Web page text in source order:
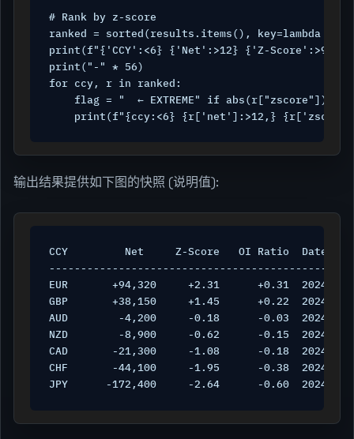
# Rank by z-score
ranked = sorted(results.items(), key=lambda x:
print(f"{'CCY':<6} {'Net':>12} {'Z-Score':>9}
print("-" * 56)
for ccy, r in ranked:
flag = "  ← EXTREME" if abs(r["zscore"]) >
print(f"{ccy:<6} {r['net']:>12,}
输出结果提供如下图的快照 (说明值):
CCY         Net     Z-Score   OI Ratio  Date
EUR       +94,320     +2.31      +0.31  2024-04-02
GBP       +38,150     +1.45      +0.22  2024-04-
AUD        -4,200     -0.18      -0.03  2024-04-
NZD        -8,900     -0.62      -0.15  2024-04-
CAD       -21,300     -1.08      -0.18  2024-04-
CHF       -44,100     -1.95      -0.38  2024-04-
JPY      -172,400     -2.64      -0.60  2024-04-02